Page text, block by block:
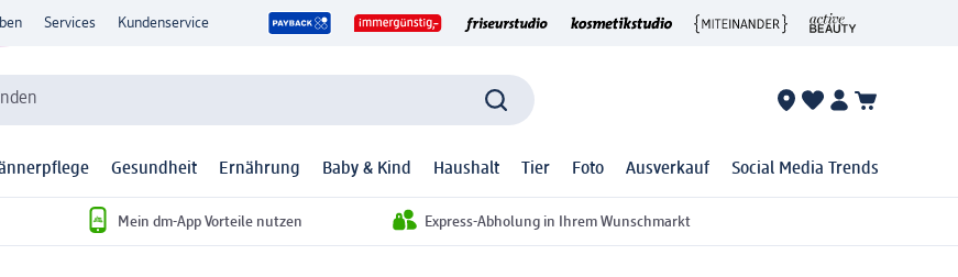
Services Kundenservice
Gesundheit Ernährung Baby & Kind Haushalt Tier Foto Ausverkauf Social Media Trends
Mein dm-App Vorteile nutzen Express-Abholung in Ihrem Wunschmarkt